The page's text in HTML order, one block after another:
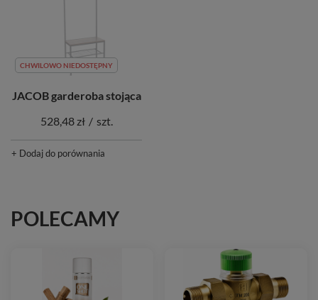
CHWILOWO NIEDOSTĘPNY
JACOB garderoba stojąca
528,48 zł / szt.
+ Dodaj do porównania
POLECAMY